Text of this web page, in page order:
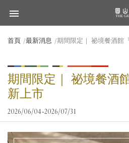
首頁 最新消息 期間限定｜ 祕境餐酒館
期間限定｜ 祕境餐酒
新上市
2026/06/04~2026/07/31